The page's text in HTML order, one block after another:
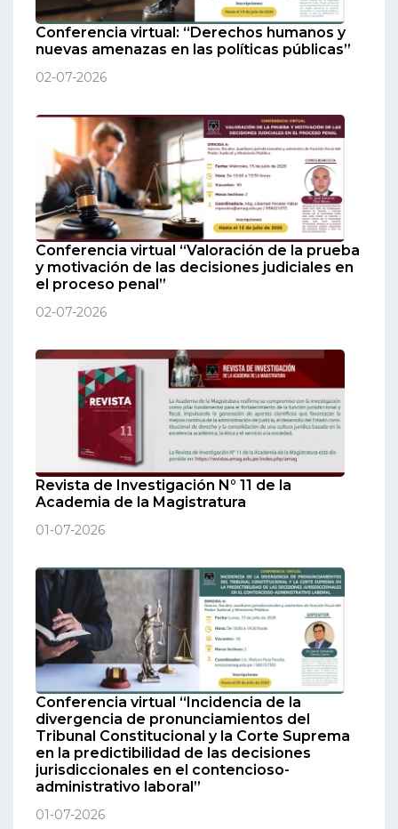
Conferencia virtual: “Derechos humanos y
nuevas amenazas en las políticas públicas”
02-07-2026
Conferencia virtual “Valoración de la prueba
y motivación de las decisiones judiciales en
el proceso penal”
02-07-2026
Revista de Investigación N° 11 de la
Academia de la Magistratura
01-07-2026
Conferencia virtual “Incidencia de la
divergencia de pronunciamientos del
Tribunal Constitucional y la Corte Suprema
en la predictibilidad de las decisiones
jurisdiccionales en el contencioso-
administrativo laboral”
01-07-2026